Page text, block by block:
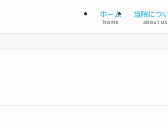
ホーム
home
当院につ
about us